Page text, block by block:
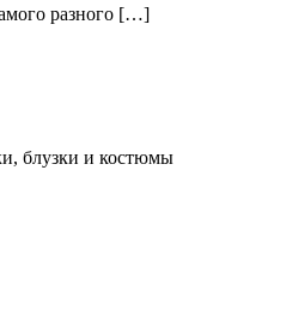
разного […]
блузки и костюмы